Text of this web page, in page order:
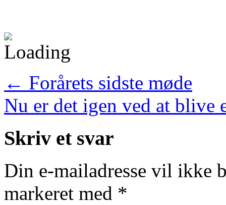
← Forårets sidste møde
Nu er det igen ved at blive
Skriv et svar
Din e-mailadresse vil ikke
markeret med *